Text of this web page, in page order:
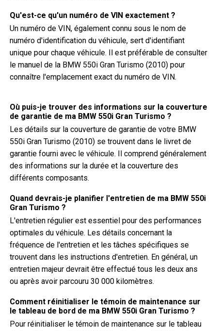
Qu'est-ce qu'un numéro de VIN exactement ?
Un numéro de VIN, également connu sous le nom de
numéro d'identification du véhicule, sert d'identifiant
unique pour chaque véhicule. Il est préférable de consulter
le manuel de la BMW 550i Gran Turismo (2010) pour
connaître l'emplacement exact du numéro de VIN.
Où puis-je trouver des informations sur la couverture
de garantie de ma BMW 550i Gran Turismo ?
Les détails sur la couverture de garantie de votre BMW
550i Gran Turismo (2010) se trouvent dans le livret de
garantie fourni avec le véhicule. Il comprend généralement
des informations sur la durée et la couverture des
différents composants.
Quand devrais-je planifier l'entretien de ma BMW 550i
Gran Turismo ?
L'entretien régulier est essentiel pour des performances
optimales du véhicule. Les détails concernant la
fréquence de l'entretien et les tâches spécifiques se
trouvent dans les instructions d'entretien. En général, un
entretien majeur devrait être effectué tous les deux ans
ou après avoir parcouru 30 000 kilomètres.
Comment réinitialiser le témoin de maintenance sur
le tableau de bord de ma BMW 550i Gran Turismo ?
Pour réinitialiser le témoin de maintenance sur le tableau